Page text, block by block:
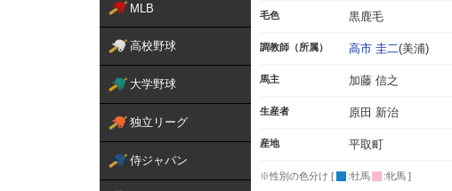
MLB
高校野球
大学野球
独立リーグ
侍ジャパン
毛色 黒鹿毛
調教師（所属） 高市 圭二(美浦)
馬主 加藤 信之
生産者 原田 新治
産地 平取町
※性別の色分け [ :牡馬 :牝馬 ]